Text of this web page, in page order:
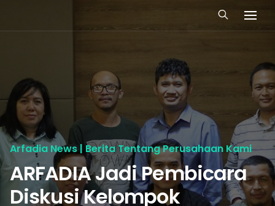
Arfadia News | Berita Tentang Perusahaan Kami
ARFADIA Jadi Pembicara
Diskusi Kelompok